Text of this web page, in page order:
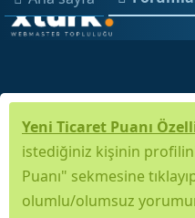
Yeni Ticaret Puanı
istediğiniz kişinin
Puanı" sekmesine
olumlu/olumsuz